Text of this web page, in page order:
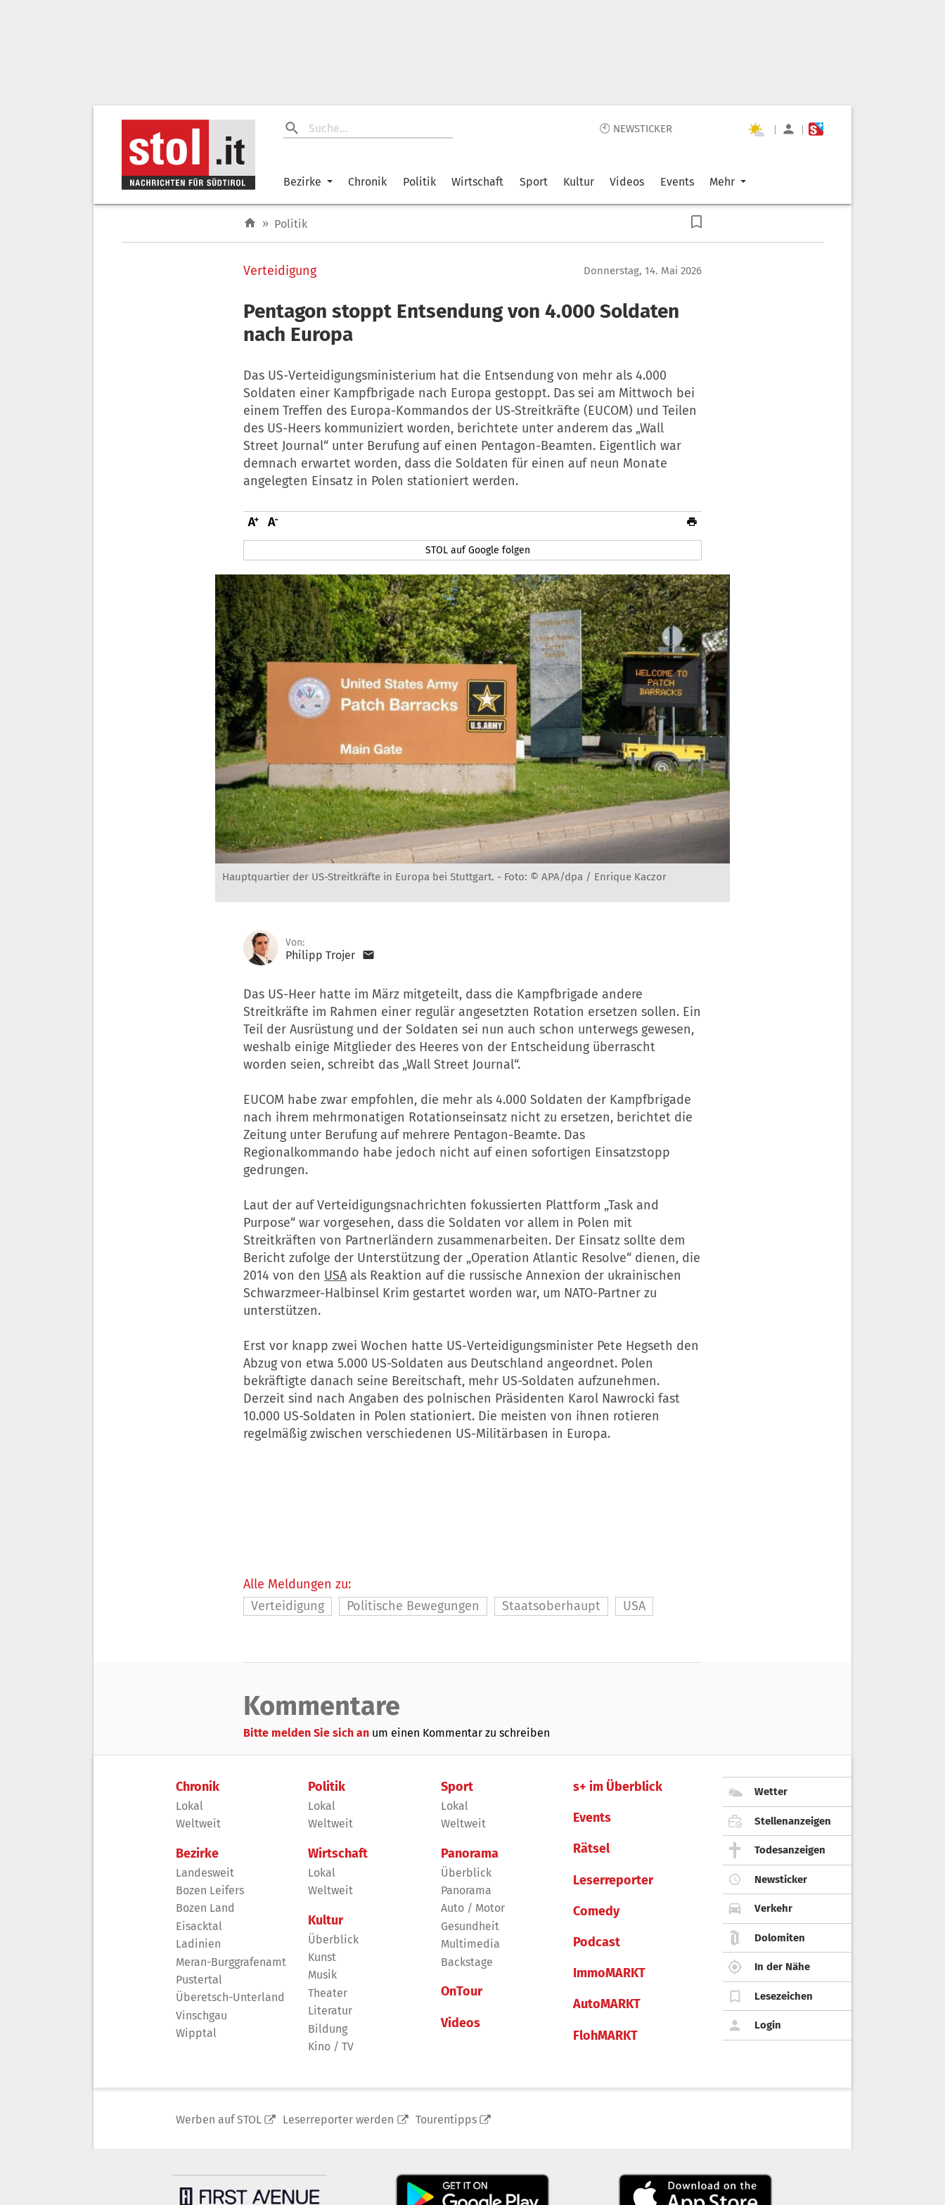
🕙 NEWSTICKER | |
Bezirke Chronik Politik Wirtschaft Sport Kultur Videos Events Mehr
» Politik
Verteidigung Donnerstag, 14. Mai 2026
Pentagon stoppt Entsendung von 4.000 Soldaten
nach Europa
Das US-Verteidigungsministerium hat die Entsendung von mehr als 4.000
Soldaten einer Kampfbrigade nach Europa gestoppt. Das sei am Mittwoch bei
einem Treffen des Europa-Kommandos der US-Streitkräfte (EUCOM) und Teilen
des US-Heers kommuniziert worden, berichtete unter anderem das „Wall
Street Journal“ unter Berufung auf einen Pentagon-Beamten. Eigentlich war
demnach erwartet worden, dass die Soldaten für einen auf neun Monate
angelegten Einsatz in Polen stationiert werden.
STOL auf Google folgen
Hauptquartier der US-Streitkräfte in Europa bei Stuttgart. - Foto: © APA/dpa / Enrique Kaczor
Von:
Philipp Trojer
Das US-Heer hatte im März mitgeteilt, dass die Kampfbrigade andere
Streitkräfte im Rahmen einer regulär angesetzten Rotation ersetzen sollen. Ein
Teil der Ausrüstung und der Soldaten sei nun auch schon unterwegs gewesen,
weshalb einige Mitglieder des Heeres von der Entscheidung überrascht
worden seien, schreibt das „Wall Street Journal“.
EUCOM habe zwar empfohlen, die mehr als 4.000 Soldaten der Kampfbrigade
nach ihrem mehrmonatigen Rotationseinsatz nicht zu ersetzen, berichtet die
Zeitung unter Berufung auf mehrere Pentagon-Beamte. Das
Regionalkommando habe jedoch nicht auf einen sofortigen Einsatzstopp
gedrungen.
Laut der auf Verteidigungsnachrichten fokussierten Plattform „Task and
Purpose“ war vorgesehen, dass die Soldaten vor allem in Polen mit
Streitkräften von Partnerländern zusammenarbeiten. Der Einsatz sollte dem
Bericht zufolge der Unterstützung der „Operation Atlantic Resolve“ dienen, die
2014 von den USA als Reaktion auf die russische Annexion der ukrainischen
Schwarzmeer-Halbinsel Krim gestartet worden war, um NATO-Partner zu
unterstützen.
Erst vor knapp zwei Wochen hatte US-Verteidigungsminister Pete Hegseth den
Abzug von etwa 5.000 US-Soldaten aus Deutschland angeordnet. Polen
bekräftigte danach seine Bereitschaft, mehr US-Soldaten aufzunehmen.
Derzeit sind nach Angaben des polnischen Präsidenten Karol Nawrocki fast
10.000 US-Soldaten in Polen stationiert. Die meisten von ihnen rotieren
regelmäßig zwischen verschiedenen US-Militärbasen in Europa.
Alle Meldungen zu:
Verteidigung
Politische Bewegungen Staatsoberhaupt USA
Kommentare
Bitte melden Sie sich an um einen Kommentar zu schreiben
Chronik
Lokal
Weltweit
Bezirke
Landesweit
Bozen Leifers
Bozen Land
Eisacktal
Ladinien
Meran-Burggrafenamt
Pustertal
Überetsch-Unterland
Vinschgau
Wipptal
Politik
Lokal
Weltweit
Wirtschaft
Lokal
Weltweit
Kultur
Überblick
Kunst
Musik
Theater
Literatur
Bildung
Kino / TV
Sport
Lokal
Weltweit
Panorama
Überblick
Panorama
Auto / Motor
Gesundheit
Multimedia
Backstage
OnTour
Videos
s+ im Überblick
Events
Rätsel
Leserreporter
Comedy
Podcast
ImmoMARKT
AutoMARKT
FlohMARKT
Wetter
Stellenanzeigen
Todesanzeigen
Newsticker
Verkehr
Dolomiten
In der Nähe
Lesezeichen
Login
Werben auf STOL Leserreporter werden Tourentipps